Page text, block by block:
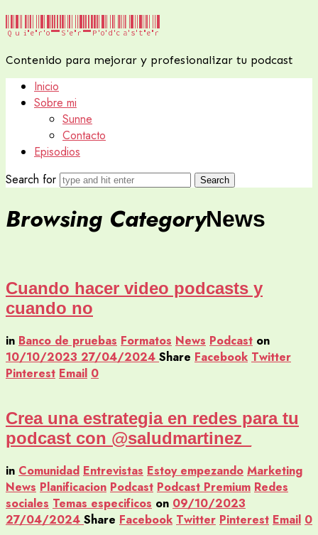
Quiero
Podcaster
Quiero Ser Podcaster
Contenido para mejorar y profesionalizar tu podcast
Inicio
Sobre mi
Sunne
Contacto
Episodios
Search for
Browsing CategoryNews
Cuando hacer video podcasts y
cuando no
in Banco de pruebas Formatos News Podcast on
10/10/2023 27/04/2024 Share Facebook Twitter
Pinterest Email 0
Crea una estrategia en redes para tu
podcast con @saludmartinez_
in Comunidad Entrevistas Estoy empezando Marketing
News Planificacion Podcast Podcast Premium Redes
sociales Temas especificos on 09/10/2023
27/04/2024 Share Facebook Twitter Pinterest Email 0